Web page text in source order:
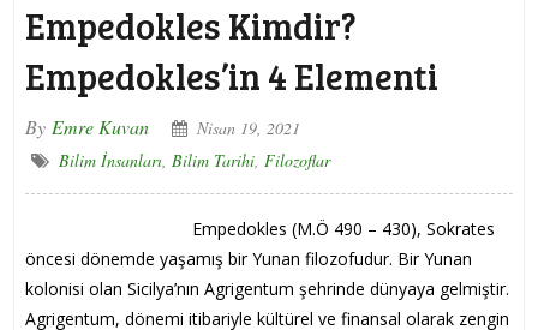
Empedokles Kimdir?
Empedokles’in 4 Elementi
By Emre Kuvan
Nisan 19, 2021
Bilim İnsanları, Bilim Tarihi, Filozoflar
Empedokles (M.Ö 490 – 430), Sokrates
öncesi dönemde yaşamış bir Yunan filozofudur. Bir Yunan
kolonisi olan Sicilya’nın Agrigentum şehrinde dünyaya gelmiştir.
Agrigentum, dönemi itibariyle kültürel ve finansal olarak zengin